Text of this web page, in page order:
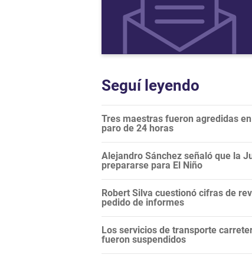
Seguí leyendo
Tres maestras fueron agredidas
paro de 24 horas
Alejandro Sánchez señaló que la
prepararse para El Niño
Robert Silva cuestionó cifras de
pedido de informes
Los servicios de transporte
fueron suspendidos